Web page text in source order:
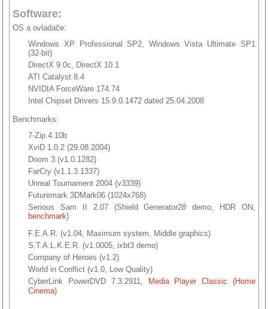
Software:
OS a ovladače:
Windows XP Professional SP2, Windows Vista Ultimate SP1
(32-bit)
DirectX 9.0c, DirectX 10.1
ATI Catalyst 8.4
NVIDIA ForceWare 174.74
Intel Chipset Drivers 15.9.0.1472 dated 25.04.2008
Benchmarks:
7-Zip 4.10b
XviD 1.0.2 (29.08.2004)
Doom 3 (v1.0.1282)
FarCry (v1.1.3.1337)
Unreal Tournament 2004 (v3339)
Futuremark 3DMark06 (1024x768)
Serious Sam II 2.07 (Shield Generator28 demo, HDR ON,
benchmark)
F.E.A.R. (v1.04, Maximum system, Middle graphics)
S.T.A.L.K.E.R. (v1.0005, ixbt3 demo)
Company of Heroes (v1.2)
World in Conflict (v1.0, Low Quality)
CyberLink PowerDVD 7.3.2911,
Media Player Classic (Home
Cinema)